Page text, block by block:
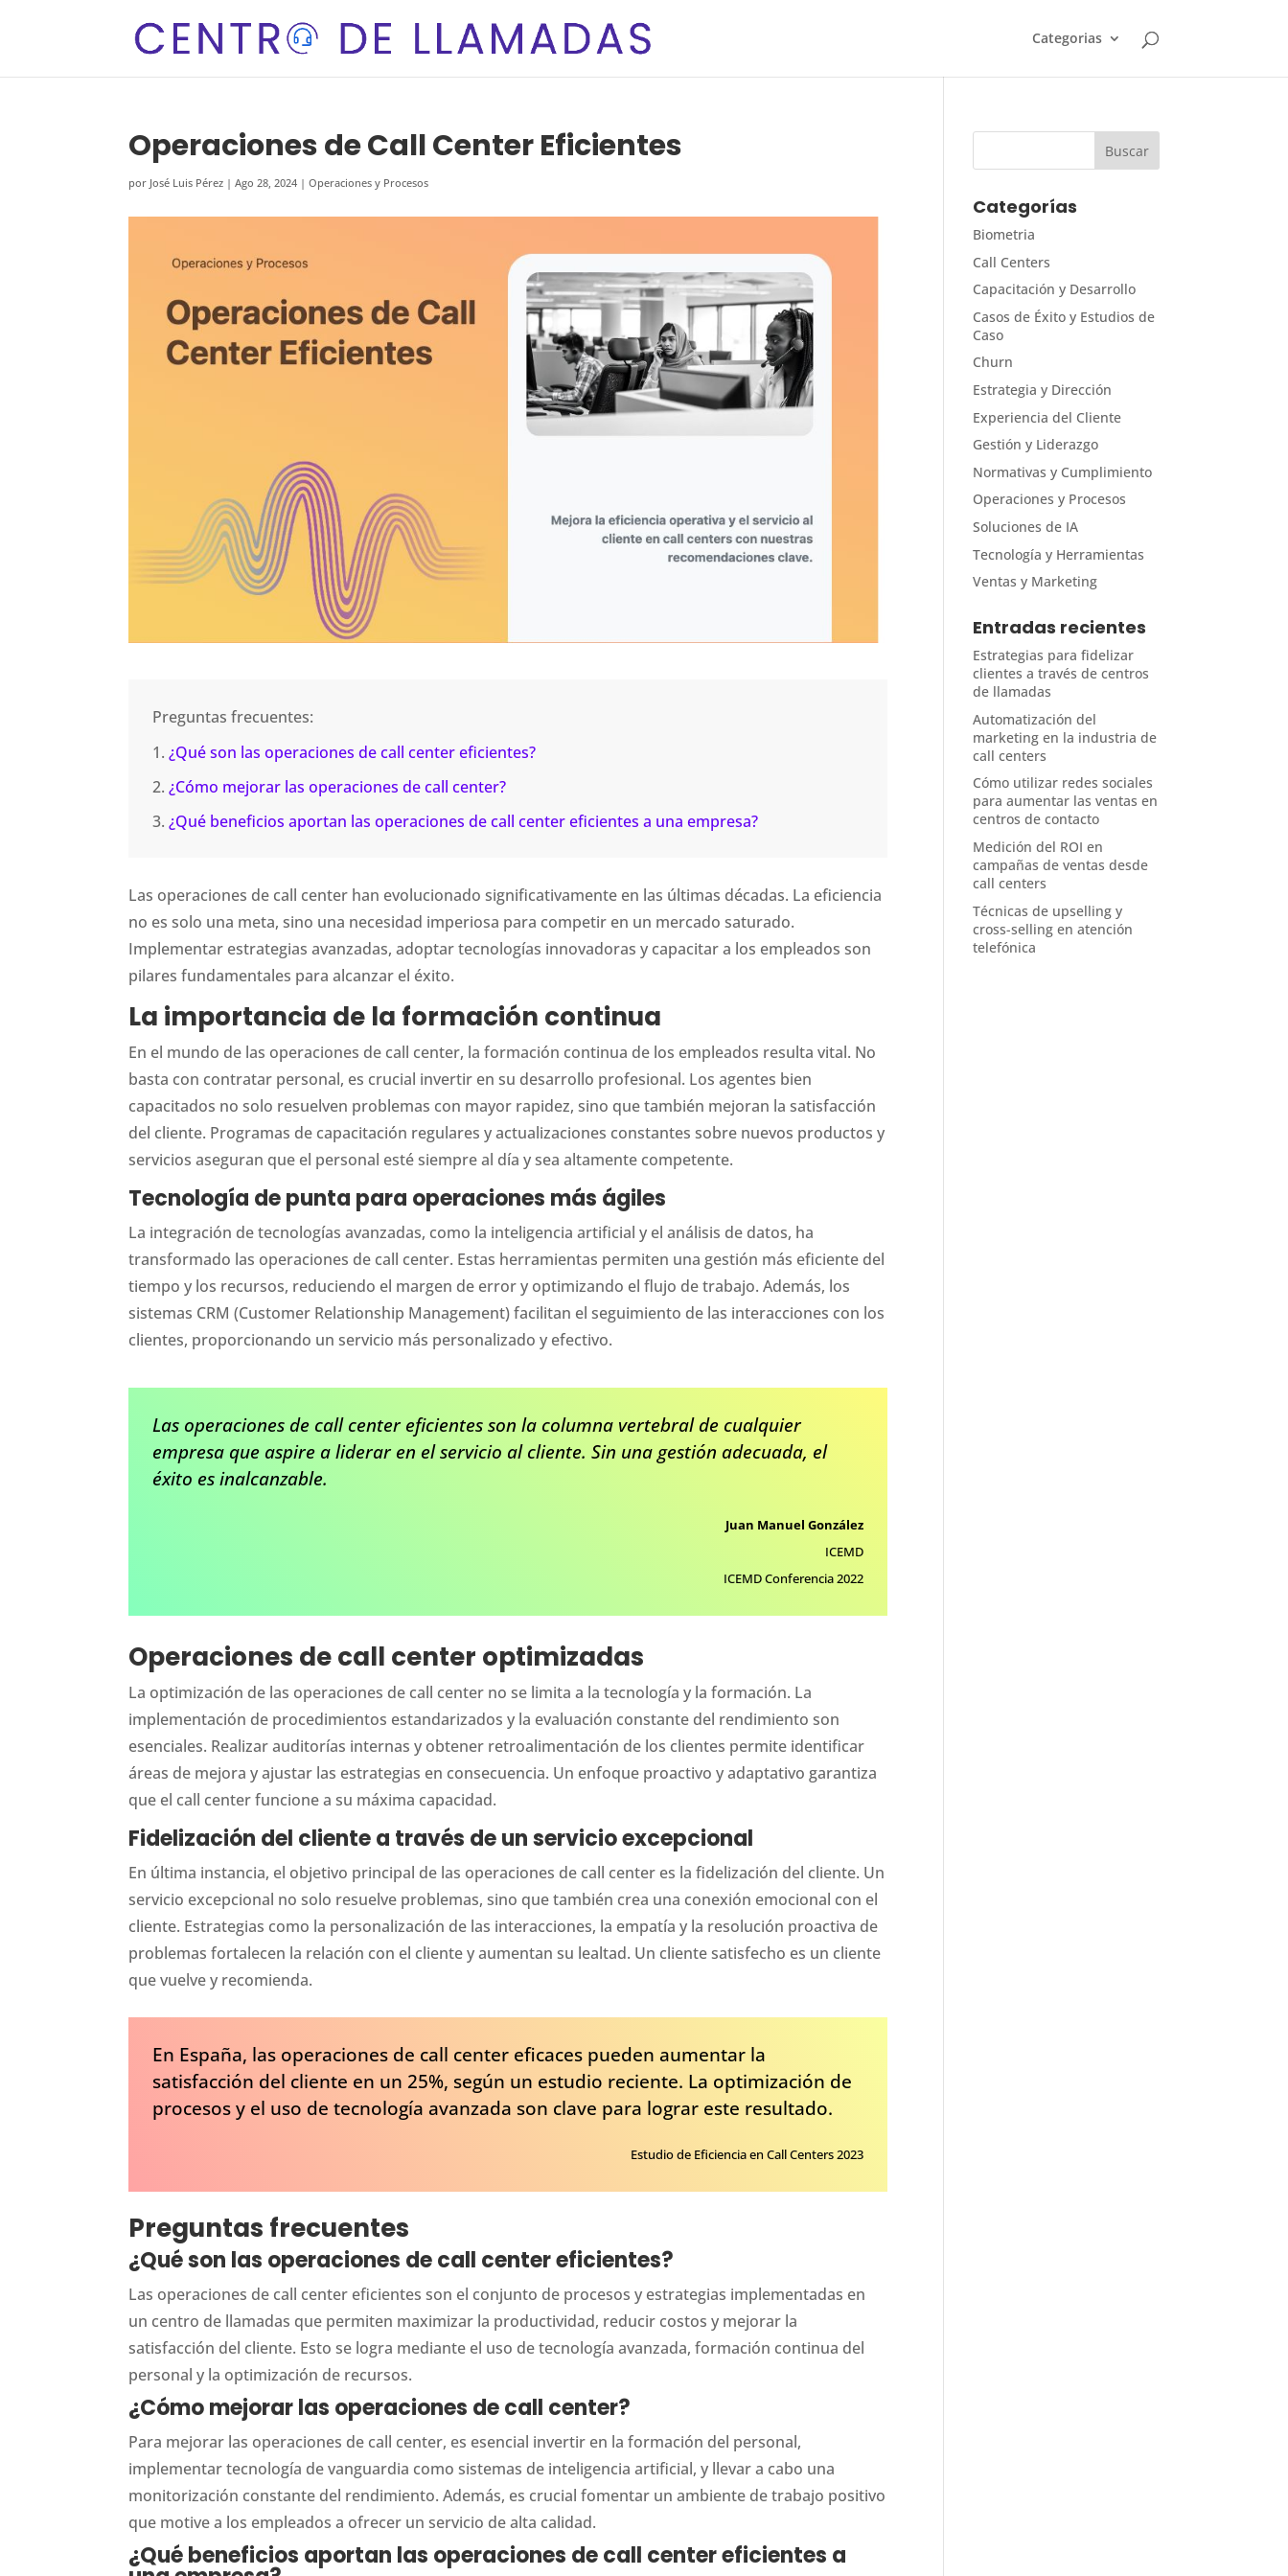
Categorias
Operaciones de Call Center Eficientes
por José Luis Pérez |Ago 28, 2024 |Operaciones y Procesos
Preguntas frecuentes:
¿Qué son las operaciones de call center eficientes?
¿Cómo mejorar las operaciones de call center?
¿Qué beneficios aportan las operaciones de call center eficientes a una empresa?
Las operaciones de call center han evolucionado significativamente en las últimas décadas. La eficiencia
no es solo una meta, sino una necesidad imperiosa para competir en un mercado saturado.
Implementar estrategias avanzadas, adoptar tecnologías innovadoras y capacitar a los empleados son
pilares fundamentales para alcanzar el éxito.
La importancia de la formación continua
En el mundo de las operaciones de call center, la formación continua de los empleados resulta vital. No
basta con contratar personal, es crucial invertir en su desarrollo profesional. Los agentes bien
capacitados no solo resuelven problemas con mayor rapidez, sino que también mejoran la satisfacción
del cliente. Programas de capacitación regulares y actualizaciones constantes sobre nuevos productos y
servicios aseguran que el personal esté siempre al día y sea altamente competente.
Tecnología de punta para operaciones más ágiles
La integración de tecnologías avanzadas, como la inteligencia artificial y el análisis de datos, ha
transformado las operaciones de call center. Estas herramientas permiten una gestión más eficiente del
tiempo y los recursos, reduciendo el margen de error y optimizando el flujo de trabajo. Además, los
sistemas CRM (Customer Relationship Management) facilitan el seguimiento de las interacciones con los
clientes, proporcionando un servicio más personalizado y efectivo.
Las operaciones de call center eficientes son la columna vertebral de cualquier
empresa que aspire a liderar en el servicio al cliente. Sin una gestión adecuada, el
éxito es inalcanzable.
Juan Manuel González
ICEMD
ICEMD Conferencia 2022
Operaciones de call center optimizadas
La optimización de las operaciones de call center no se limita a la tecnología y la formación. La
implementación de procedimientos estandarizados y la evaluación constante del rendimiento son
esenciales. Realizar auditorías internas y obtener retroalimentación de los clientes permite identificar
áreas de mejora y ajustar las estrategias en consecuencia. Un enfoque proactivo y adaptativo garantiza
que el call center funcione a su máxima capacidad.
Fidelización del cliente a través de un servicio excepcional
En última instancia, el objetivo principal de las operaciones de call center es la fidelización del cliente. Un
servicio excepcional no solo resuelve problemas, sino que también crea una conexión emocional con el
cliente. Estrategias como la personalización de las interacciones, la empatía y la resolución proactiva de
problemas fortalecen la relación con el cliente y aumentan su lealtad. Un cliente satisfecho es un cliente
que vuelve y recomienda.
En España, las operaciones de call center eficaces pueden aumentar la
satisfacción del cliente en un 25%, según un estudio reciente. La optimización de
procesos y el uso de tecnología avanzada son clave para lograr este resultado.
Estudio de Eficiencia en Call Centers 2023
Preguntas frecuentes
¿Qué son las operaciones de call center eficientes?
Las operaciones de call center eficientes son el conjunto de procesos y estrategias implementadas en
un centro de llamadas que permiten maximizar la productividad, reducir costos y mejorar la
satisfacción del cliente. Esto se logra mediante el uso de tecnología avanzada, formación continua del
personal y la optimización de recursos.
¿Cómo mejorar las operaciones de call center?
Para mejorar las operaciones de call center, es esencial invertir en la formación del personal,
implementar tecnología de vanguardia como sistemas de inteligencia artificial, y llevar a cabo una
monitorización constante del rendimiento. Además, es crucial fomentar un ambiente de trabajo positivo
que motive a los empleados a ofrecer un servicio de alta calidad.
¿Qué beneficios aportan las operaciones de call center eficientes a
Categorías
Biometria
Call Centers
Capacitación y Desarrollo
Casos de Éxito y Estudios de
Caso
Churn
Estrategia y Dirección
Experiencia del Cliente
Gestión y Liderazgo
Normativas y Cumplimiento
Operaciones y Procesos
Soluciones de IA
Tecnología y Herramientas
Ventas y Marketing
Entradas recientes
Estrategias para fidelizar
clientes a través de centros
de llamadas
Automatización del
marketing en la industria de
call centers
Cómo utilizar redes sociales
para aumentar las ventas en
centros de contacto
Medición del ROI en
campañas de ventas desde
call centers
Técnicas de upselling y
cross-selling en atención
telefónica